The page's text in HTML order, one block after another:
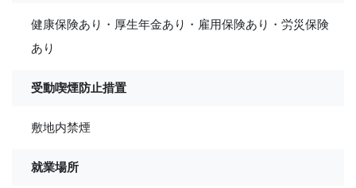
健康保険あり・厚生年金あり・雇用保険あり・労災保険
あり
受動喫煙防止措置
敷地内禁煙
就業場所